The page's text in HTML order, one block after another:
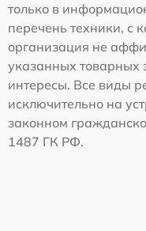
только в
перечень техники, с
организация не
указанных товарных
интересы. Все виды
исключительно на
законном
1487 ГК РФ.